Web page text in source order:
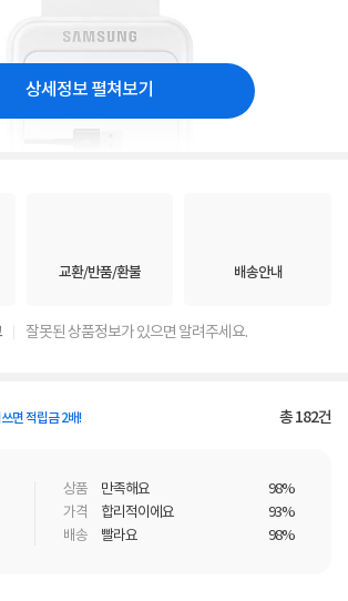
상세정보 펼쳐보기
교환/반품/환불 배송안내
잘못된 상품정보가 있으면 알려주세요.
면 적립금 2배! 총182건
상품 만족해요
98%
가격
합리적이에요
93%
배송
빨라요 98%